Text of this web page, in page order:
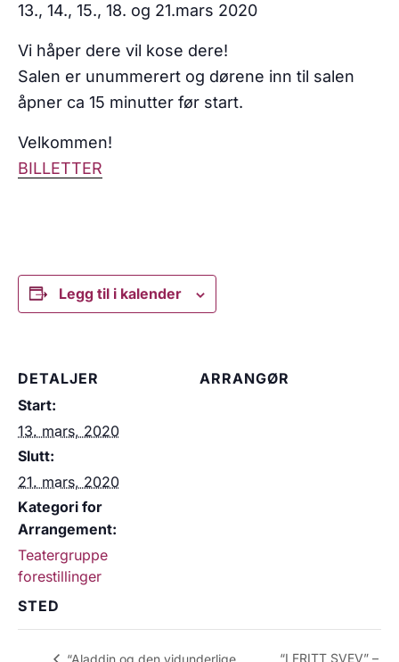
13., 14., 15., 18. og 21.mars 2020
Vi håper dere vil kose dere!
Salen er unummerert og dørene inn til salen
åpner ca 15 minutter før start.
Velkommen!
BILLETTER
Legg til i kalender
DETALJER
Start:
13. mars, 2020
Slutt:
21. mars, 2020
Kategori for
Arrangement:
Teatergruppe
forestillinger
STED
ARRANGØR
“Aladdin og den vidunderlige
“I FRITT SVEV” –